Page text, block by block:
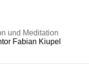
und Meditation
Fabian Kiupel